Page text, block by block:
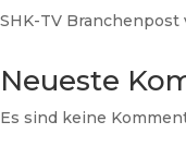
SHK-TV Branchenpost
Neueste
Es sind keine